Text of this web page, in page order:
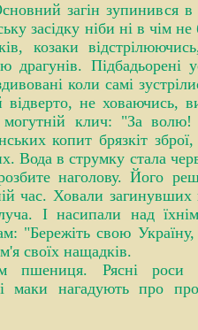
загін зупинився в
засідку ніби ні в чім
козаки
Підбадьорені
коли самі
відверто, не ховаючись,
клич: "За волю!
копит брязкіт
Вода в струмку стала
наголову. Його
час. Ховали загинувших
І насипали над
"Бережіть свою Україну,
своїх нащадків.
пшениця. Рясні роси
маки нагадують про